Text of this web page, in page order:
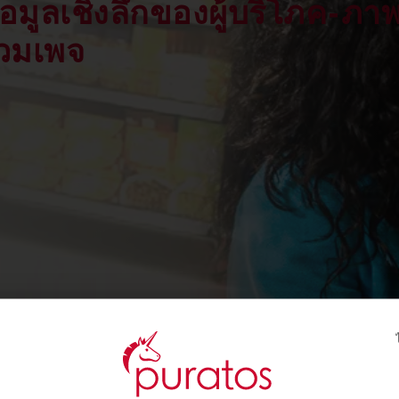
มูลเชิงลึกของผู้บริโภค-ภา
มเพจ